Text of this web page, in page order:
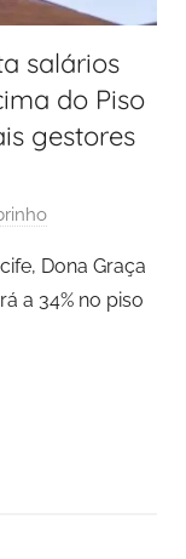
salários
do Piso
gestores
Dona Graça
a 34% no piso